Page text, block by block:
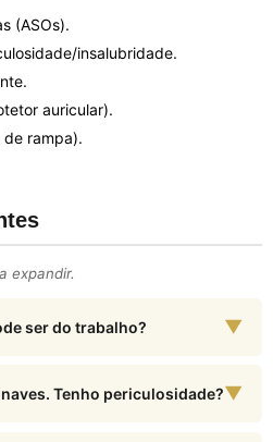
(ASOs).
insalubridade.
auricular).
de rampa).
expandir.
ser do trabalho? ▼
Tenho periculosidade?▼